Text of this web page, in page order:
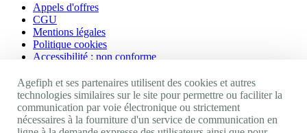
Appels d'offres
CGU
Mentions légales
Politique cookies
Accessibilité : non conforme
Nos autres sites
Site portail Agefiph
Activateur de progrès
Agefiph et ses partenaires utilisent des cookies et autres
technologies similaires sur le site pour permettre ou faciliter la
communication par voie électronique ou strictement
nécessaires à la fourniture d'un service de communication en